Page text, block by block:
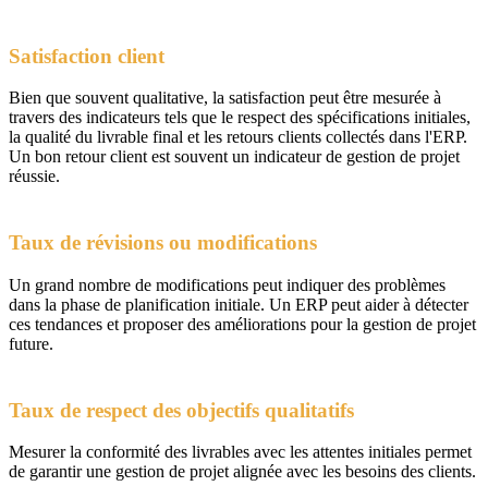
Satisfaction client
Bien que souvent qualitative, la satisfaction peut être mesurée à
travers des indicateurs tels que le respect des spécifications initiales,
la qualité du livrable final et les retours clients collectés dans l'ERP.
Un bon retour client est souvent un indicateur de gestion de projet
réussie.
Taux de révisions ou modifications
Un grand nombre de modifications peut indiquer des problèmes
dans la phase de planification initiale. Un ERP peut aider à détecter
ces tendances et proposer des améliorations pour la gestion de projet
future.
Taux de respect des objectifs qualitatifs
Mesurer la conformité des livrables avec les attentes initiales permet
de garantir une gestion de projet alignée avec les besoins des clients.